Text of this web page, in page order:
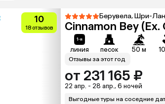
10
18 отзывов
Берувела, Шри-
Cinnamon Bey (Ex.
линия песок 50 м
Отзывы за этот год
от 231 165 ₽
22 апр. - 28 апр., 6 ночей
Выгодные туры на соседние